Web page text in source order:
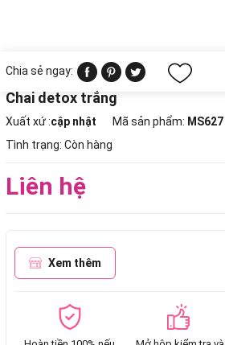
Chia sẻ ngay:
Chai detox trắng
Xuất xứ :cập nhật Mã sản phẩm: MS627
Tình trạng: Còn hàng
Liên hệ
Xem thêm